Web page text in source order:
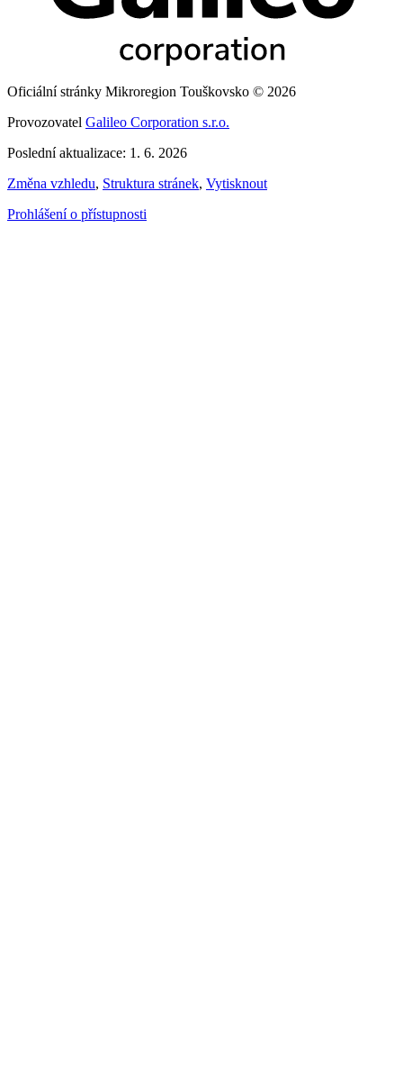
Oficiální stránky Mikroregion Touškovsko © 2026
Provozovatel Galileo Corporation s.r.o.
Poslední aktualizace: 1. 6. 2026
Změna vzhledu, Struktura stránek, Vytisknout
Prohlášení o přístupnosti